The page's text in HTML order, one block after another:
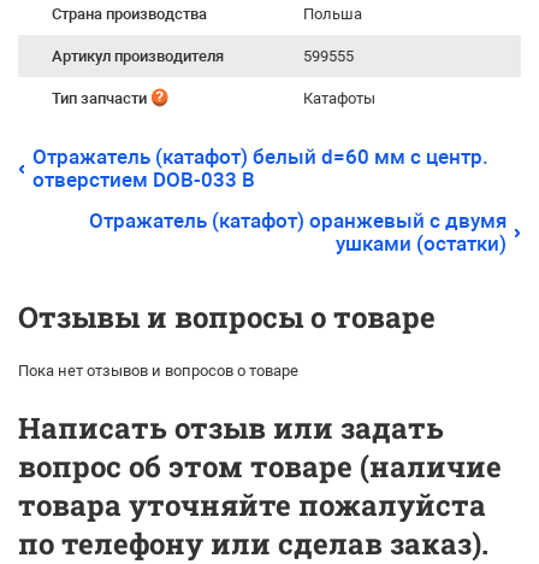
Страна производства Польша
Артикул производителя 599555
Тип запчасти Катафоты
Отражатель (катафот) белый d=60 мм с центр.
отверстием DOB-033 В
Отражатель (катафот) оранжевый с двумя
ушками (остатки)
Отзывы и вопросы о товаре
Пока нет отзывов и вопросов о товаре
Написать отзыв или задать
вопрос об этом товаре (наличие
товара уточняйте пожалуйста
по телефону или сделав заказ).